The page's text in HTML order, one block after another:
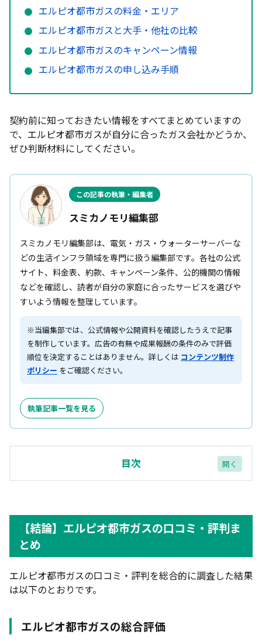
エルピオ都市ガスの料金・エリア
エルピオ都市ガスと大手・他社の比較
エルピオ都市ガスのキャンペーン情報
エルピオ都市ガスの申し込み手順
契約前に知っておきたい情報をすべてまとめていますの
で、エルピオ都市ガスが自分に合ったガス会社かどうか、
ぜひ判断材料にしてください。
この記事の執筆・編集者
スミカノモリ編集部
スミカノモリ編集部は、電気・ガス・ウォーターサーバーな
どの生活インフラ領域を専門に扱う編集部です。各社の公式
サイト、料金表、約款、キャンペーン条件、公的機関の情報
などを確認し、読者が自分の家庭に合ったサービスを選びや
すいよう情報を整理しています。
※当編集部では、公式情報や公開資料を確認したうえで記事
を制作しています。広告の有無や成果報酬の条件のみで評価
順位を決定することはありません。詳しくは コンテンツ制作
ポリシー をご確認ください。
執筆記事一覧を見る
目次
エルピオ都市ガスの総合評価
エルピオ都市ガスの悪い口コミ・評判から分かるデ
メリット
支払い方法がクレジットカードのみ
【結論】エルピオ都市ガスの口コミ・評判ま
とめ
エルピオ都市ガスの口コミ・評判を総合的に調査した結果
は以下のとおりです。
エルピオ都市ガスの総合評価